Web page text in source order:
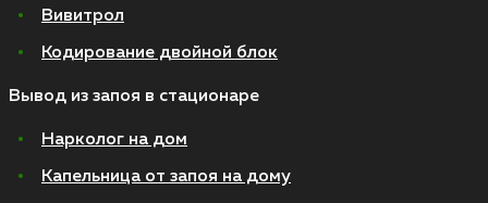
Вивитрол
Кодирование двойной блок
Вывод из запоя в стационаре
Нарколог на дом
Капельница от запоя на дому